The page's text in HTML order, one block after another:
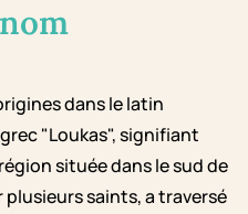
dans le latin
"Loukas", signifiant
située dans le sud de
saints, a traversé